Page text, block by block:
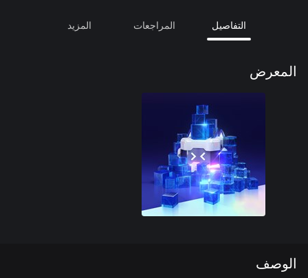
التفاصيل المراجعات المزيد
المعرض
الوصف